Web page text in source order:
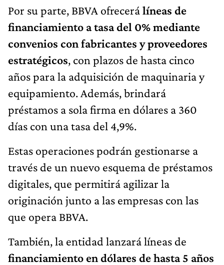
Por su parte, BBVA ofrecerálíneas de
financiamiento a tasa del 0% mediante
convenios con fabricantes y proveedores
estratégicos, con plazos de hasta cinco
años para la adquisición de maquinaria y
equipamiento. Además, brindará
préstamos a sola firma en dólares a 360
días con una tasa del 4,9%.
Estas operaciones podrán gestionarse a
través de un nuevo esquema de préstamos
digitales, que permitirá agilizar la
originación junto a las empresas con las
que opera BBVA.
También, la entidad lanzará líneas de
financiamiento en dólares de hasta 5 años